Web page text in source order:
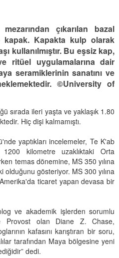
çıkarılan bazal
Kapakta kulp olarak
kullanılmıştır. Bu eşsiz kap,
ritüel uygulamalarına dair
seramiklerinin sanatını ve
©University of
sırada ileri yaşta ve yaklaşık 1.80
Hiç dişi kalmamıştı.
yaptıkları incelemeler, Te K'ab
1200 kilometre uzaklıktaki Orta
temas dönemine, MS 350 yılına
gösteriyor. MS 300 yılına
ticaret yapan devasa bir
ve akademik işlerden sorumlu
Provost olan Diane Z. Chase,
kafasını karıştıran bir soru,
tarafından Maya bölgesine yeni
dedi.